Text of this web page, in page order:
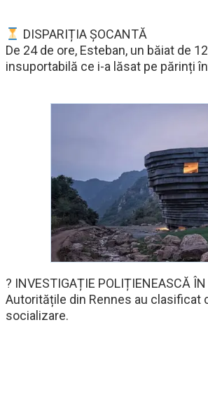
DISPARIȚIA ȘOCANTĂ
De 24 de ore, Esteban, un băiat de
insuportabilă ce i-a lăsat pe părinți
? INVESTIGAȚIE POLIȚIENEASCĂ ÎN
Autoritățile din Rennes au clasificat
socializare.